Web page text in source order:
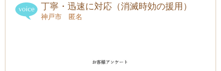
丁寧・迅速に対応（消滅時効の援用）
神戸市 匿名